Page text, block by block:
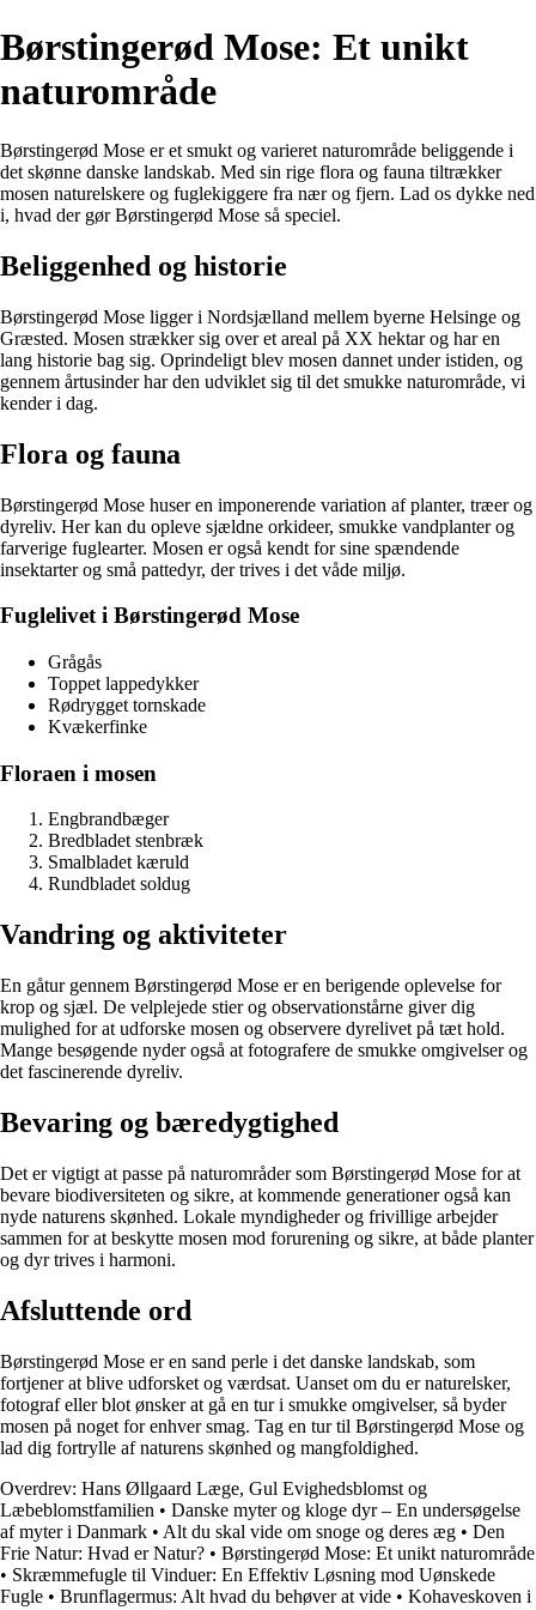
Børstingerød Mose: Et unikt
naturområde
Børstingerød Mose er et smukt og varieret naturområde beliggende i
det skønne danske landskab. Med sin rige flora og fauna tiltrækker
mosen naturelskere og fuglekiggere fra nær og fjern. Lad os dykke ned
i, hvad der gør Børstingerød Mose så speciel.
Beliggenhed og historie
Børstingerød Mose ligger i Nordsjælland mellem byerne Helsinge og
Græsted. Mosen strækker sig over et areal på XX hektar og har en
lang historie bag sig. Oprindeligt blev mosen dannet under istiden, og
gennem årtusinder har den udviklet sig til det smukke naturområde, vi
kender i dag.
Flora og fauna
Børstingerød Mose huser en imponerende variation af planter, træer og
dyreliv. Her kan du opleve sjældne orkideer, smukke vandplanter og
farverige fuglearter. Mosen er også kendt for sine spændende
insektarter og små pattedyr, der trives i det våde miljø.
Fuglelivet i Børstingerød Mose
Grågås
Toppet lappedykker
Rødrygget tornskade
Kvækerfinke
Floraen i mosen
Engbrandbæger
Bredbladet stenbræk
Smalbladet kæruld
Rundbladet soldug
Vandring og aktiviteter
En gåtur gennem Børstingerød Mose er en berigende oplevelse for
krop og sjæl. De velplejede stier og observationstårne giver dig
mulighed for at udforske mosen og observere dyrelivet på tæt hold.
Mange besøgende nyder også at fotografere de smukke omgivelser og
det fascinerende dyreliv.
Bevaring og bæredygtighed
Det er vigtigt at passe på naturområder som Børstingerød Mose for at
bevare biodiversiteten og sikre, at kommende generationer også kan
nyde naturens skønhed. Lokale myndigheder og frivillige arbejder
sammen for at beskytte mosen mod forurening og sikre, at både planter
og dyr trives i harmoni.
Afsluttende ord
Børstingerød Mose er en sand perle i det danske landskab, som
fortjener at blive udforsket og værdsat. Uanset om du er naturelsker,
fotograf eller blot ønsker at gå en tur i smukke omgivelser, så byder
mosen på noget for enhver smag. Tag en tur til Børstingerød Mose og
lad dig fortrylle af naturens skønhed og mangfoldighed.
Overdrev: Hans Øllgaard Læge, Gul Evighedsblomst og
Læbeblomstfamilien • Danske myter og kloge dyr – En undersøgelse
af myter i Danmark • Alt du skal vide om snoge og deres æg • Den
Frie Natur: Hvad er Natur? • Børstingerød Mose: Et unikt naturområde
• Skræmmefugle til Vinduer: En Effektiv Løsning mod Uønskede
Fugle • Brunflagermus: Alt hvad du behøver at vide • Kohaveskoven i